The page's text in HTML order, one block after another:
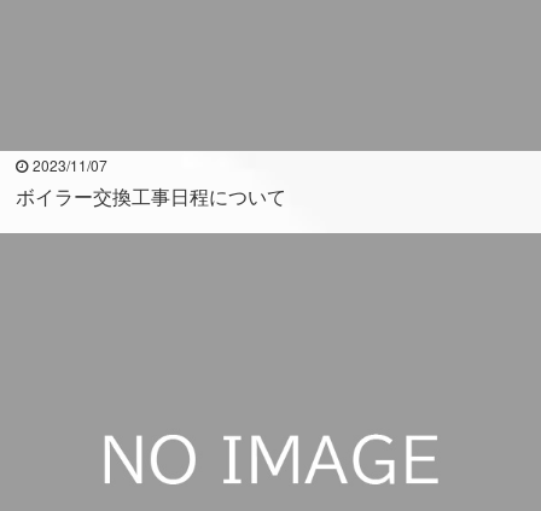
2023/11/07
ボイラー交換工事日程について